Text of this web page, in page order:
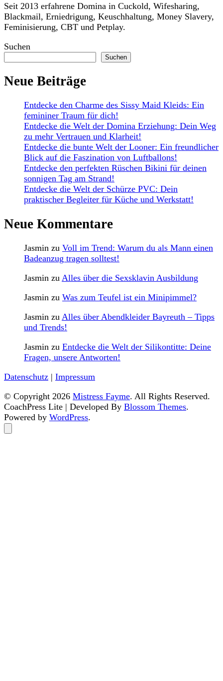
Seit 2013 erfahrene Domina in Cuckold, Wifesharing,
Blackmail, Erniedrigung, Keuschhaltung, Money Slavery,
Feminisierung, CBT und Petplay.
Suchen
Suchen
Neue Beiträge
Entdecke den Charme des Sissy Maid Kleids: Ein
femininer Traum für dich!
Entdecke die Welt der Domina Erziehung: Dein Weg
zu mehr Vertrauen und Klarheit!
Entdecke die bunte Welt der Looner: Ein freundlicher
Blick auf die Faszination von Luftballons!
Entdecke den perfekten Rüschen Bikini für deinen
sonnigen Tag am Strand!
Entdecke die Welt der Schürze PVC: Dein
praktischer Begleiter für Küche und Werkstatt!
Neue Kommentare
Jasmin zu Voll im Trend: Warum du als Mann einen
Badeanzug tragen solltest!
Jasmin zu Alles über die Sexsklavin Ausbildung
Jasmin zu Was zum Teufel ist ein Minipimmel?
Jasmin zu Alles über Abendkleider Bayreuth – Tipps
und Trends!
Jasmin zu Entdecke die Welt der Silikontitte: Deine
Fragen, unsere Antworten!
Datenschutz | Impressum
© Copyright 2026 Mistress Fayme. All Rights Reserved.
CoachPress Lite | Developed By Blossom Themes.
Powered by WordPress.